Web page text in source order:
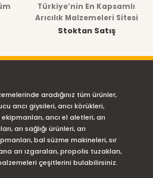
Türkiye’nin En Kapsamlı
Arıcılık Malzemeleri Sitesi
Stoktan Satış
aradığınız tüm ürünler,
arıcı giysileri, arıcı körükleri,
arıcı el aletleri, arı
arı sağlığı ürünleri, arı
bal süzme makineleri, sır
arı ızgaraları, propolis tuzakları,
çeşitlerini bulabilirsiniz.